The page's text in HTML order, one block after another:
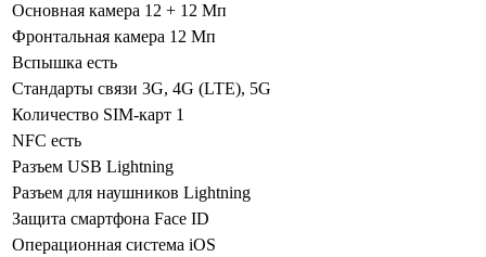
Основная камера 12 + 12 Мп
Фронтальная камера 12 Мп
Вспышка есть
Стандарты связи 3G, 4G (LTE), 5G
Количество SIM-карт 1
NFC есть
Разъем USB Lightning
Разъем для наушников Lightning
Защита смартфона Face ID
Операционная система iOS